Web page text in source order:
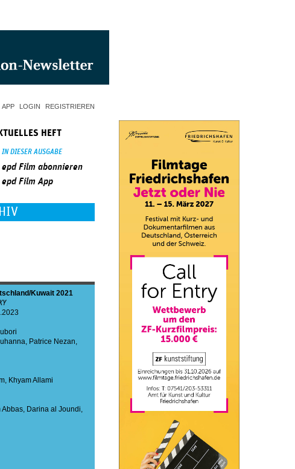
APP LOGIN REGISTRIEREN
HEFT
IN DIESER AUSGABE
epd Film abonnieren
epd Film App
Kuwait 2021
, Patrice Nezan,
, Khyam Allami
Abbas, Darina al Joundi,